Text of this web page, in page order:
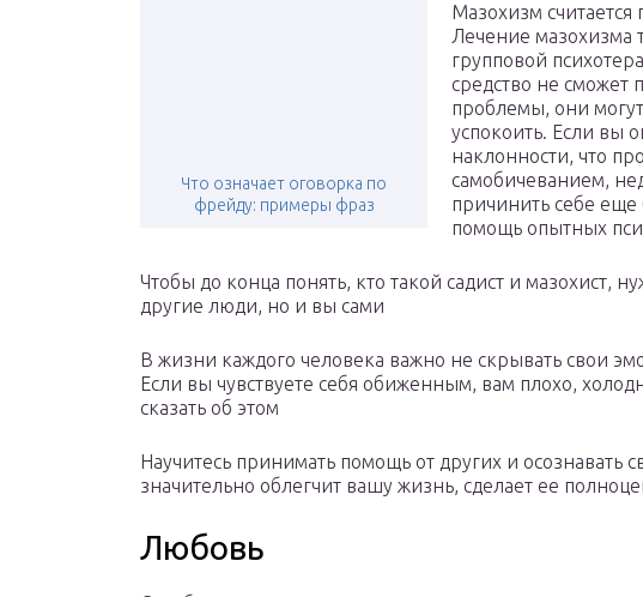
Что означает оговорка по
фрейду: примеры фраз
Мазохизм считается
Лечение мазохизма
групповой
средство не сможет
проблемы, они
успокоить. Если вы
наклонности, что
самобичеванием,
причинить себе еще
помощь опытных
Чтобы до конца понять, кто такой садист и мазохист,
другие люди, но и вы сами
В жизни каждого человека важно не скрывать свои
Если вы чувствуете себя обиженным, вам плохо,
сказать об этом
Научитесь принимать помощь от других и осознавать
значительно облегчит вашу жизнь, сделает ее
Любовь